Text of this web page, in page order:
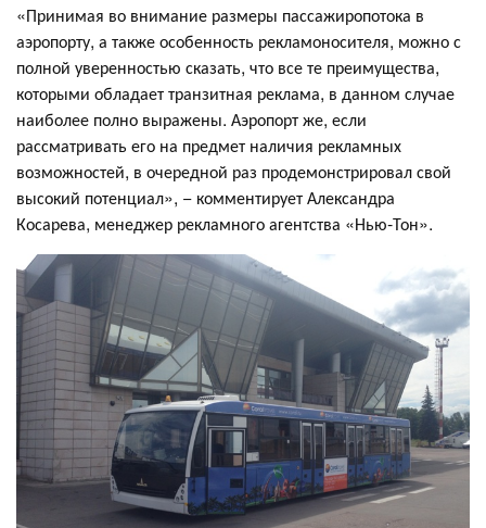
«Принимая во внимание размеры пассажиропотока в
аэропорту, а также особенность рекламоносителя, можно с
полной уверенностью сказать, что все те преимущества,
которыми обладает транзитная реклама, в данном случае
наиболее полно выражены. Аэропорт же, если
рассматривать его на предмет наличия рекламных
возможностей, в очередной раз продемонстрировал свой
высокий потенциал», − комментирует Александра
Косарева, менеджер рекламного агентства «Нью-Тон».